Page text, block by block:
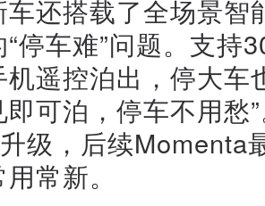
车还搭载了全场景智
“停车难”问题。支持
机遥控泊出，停大车
即可泊，停车不用
级，后续Momenta
常新。